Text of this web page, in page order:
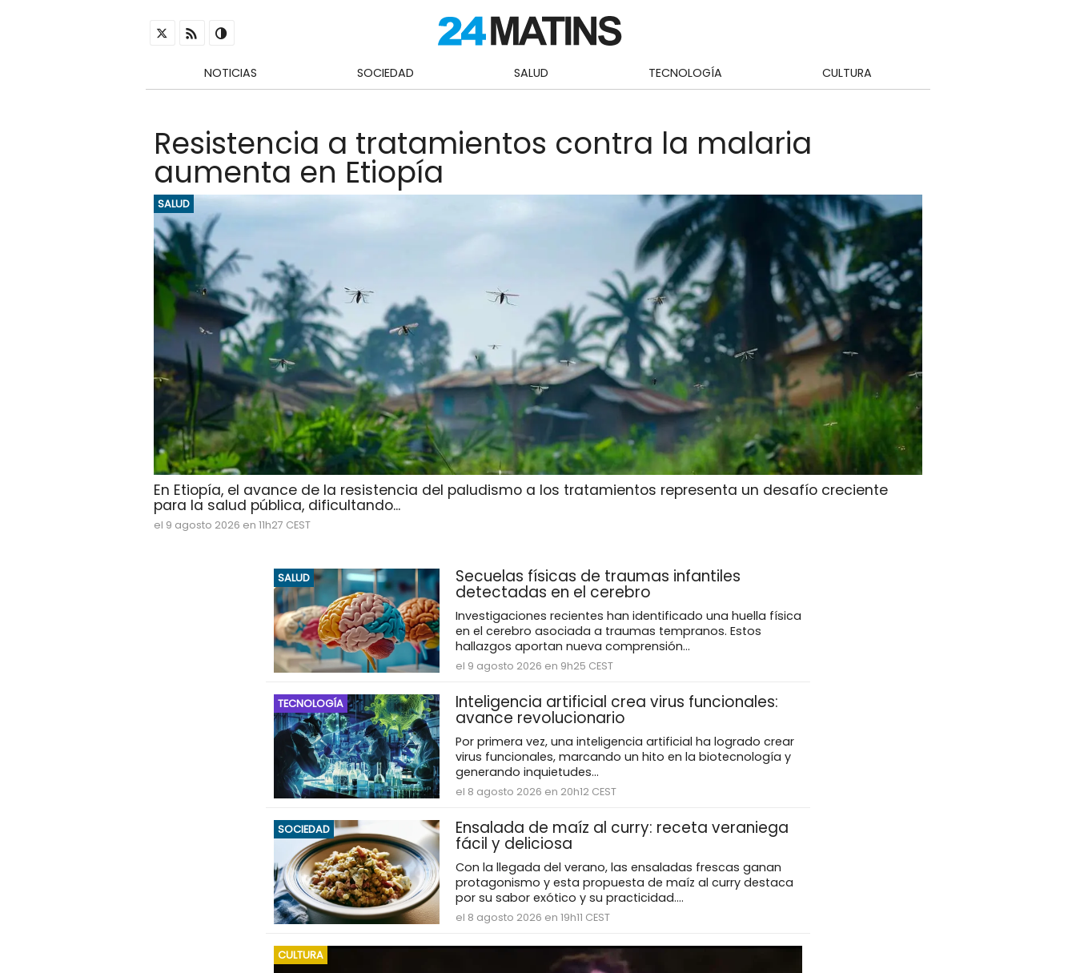
NOTICIAS SOCIEDAD SALUD TECNOLOGÍA CULTURA
Resistencia a tratamientos contra la malaria
aumenta en Etiopía
SALUD
En Etiopía, el avance de la resistencia del paludismo a los tratamientos representa un desafío creciente
para la salud pública, dificultando...
el 9 agosto 2026 en 11h27 CEST
SALUD Secuelas físicas de traumas infantiles
detectadas en el cerebro
Investigaciones recientes han identificado una huella física
en el cerebro asociada a traumas tempranos. Estos
hallazgos aportan nueva comprensión...
el 9 agosto 2026 en 9h25 CEST
TECNOLOGÍA Inteligencia artificial crea virus funcionales:
avance revolucionario
Por primera vez, una inteligencia artificial ha logrado crear
virus funcionales, marcando un hito en la biotecnología y
generando inquietudes...
el 8 agosto 2026 en 20h12 CEST
SOCIEDAD Ensalada de maíz al curry: receta veraniega
fácil y deliciosa
Con la llegada del verano, las ensaladas frescas ganan
protagonismo y esta propuesta de maíz al curry destaca
por su sabor exótico y su practicidad....
el 8 agosto 2026 en 19h11 CEST
CULTURA